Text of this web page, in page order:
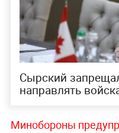
Сырский
направлять
Минобороны